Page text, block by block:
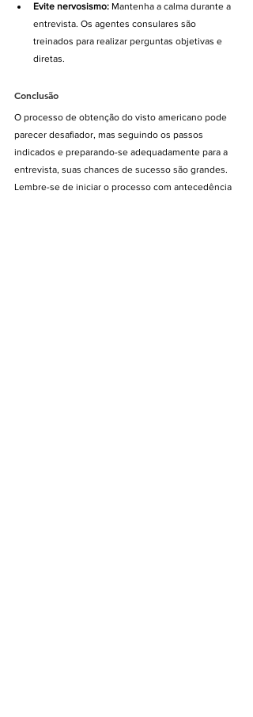
Evite nervosismo: Mantenha a calma durante a
entrevista. Os agentes consulares são
treinados para realizar perguntas objetivas e
diretas.
Conclusão
O processo de obtenção do visto americano pode
parecer desafiador, mas seguindo os passos
indicados e preparando-se adequadamente para a
entrevista, suas chances de sucesso são grandes.
Lembre-se de iniciar o processo com antecedência